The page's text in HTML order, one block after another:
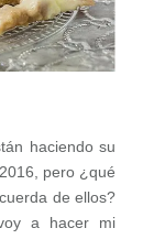
haciendo su
pero ¿qué
de ellos?
a hacer mi